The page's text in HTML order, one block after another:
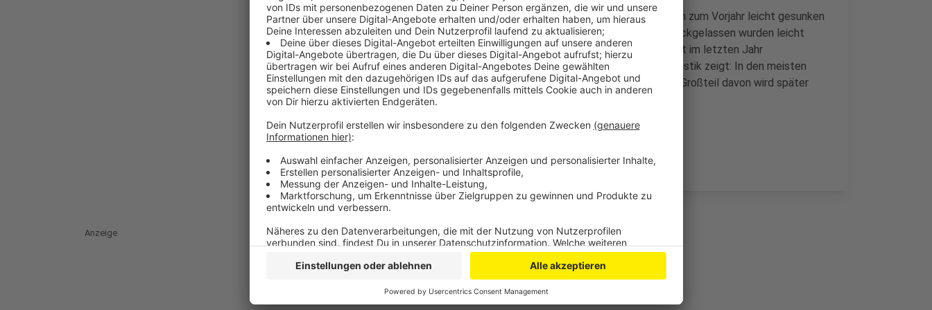
Zwar ist die Gesamtzahl mit fast 1430 Unfallfluchten im Vergleich zum Vorjahr leicht gesunken
– dafür ist die Zahl der Fälle in denen Verletzte am Unfallort zurückgelassen wurden leicht
gestiegen. Mehr als 50 Mal gab es bei Verkehrsunfällen mit Flucht im letzten Jahr
Leichtverletzte, in sieben Fällen sogar Schwerverletzte. Die Statistik zeigt: In den meisten
Fällen flüchten Täter bei Verkehrsunfällen mit Sachschäden. Der Großteil davon wird später
nicht aufgeklärt und die Unfallfahrer kommen davon.
Anzeige
Anzeige